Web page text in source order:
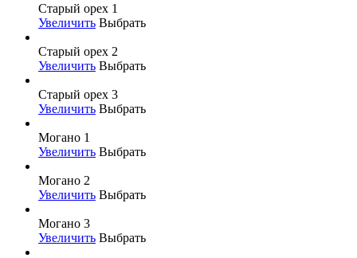
Старый орех 1
Увеличить Выбрать
Старый орех 2
Увеличить Выбрать
Старый орех 3
Увеличить Выбрать
Могано 1
Увеличить Выбрать
Могано 2
Увеличить Выбрать
Могано 3
Увеличить Выбрать